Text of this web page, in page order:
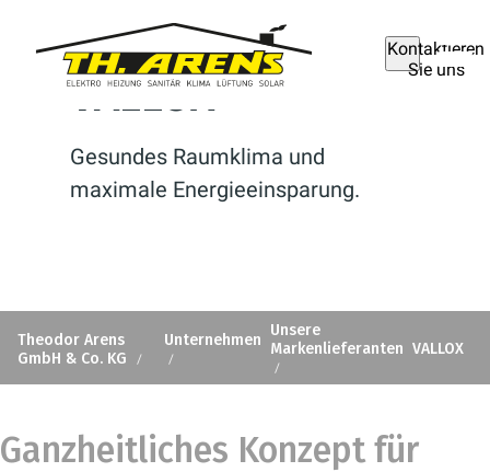
Kontaktieren
Sie uns
VALLOX
Gesundes Raumklima und
maximale Energieeinsparung.
Theodor Arens
GmbH & Co. KG
Unternehmen Unsere
Markenlieferanten VALLOX
Ganzheitliches Konzept für